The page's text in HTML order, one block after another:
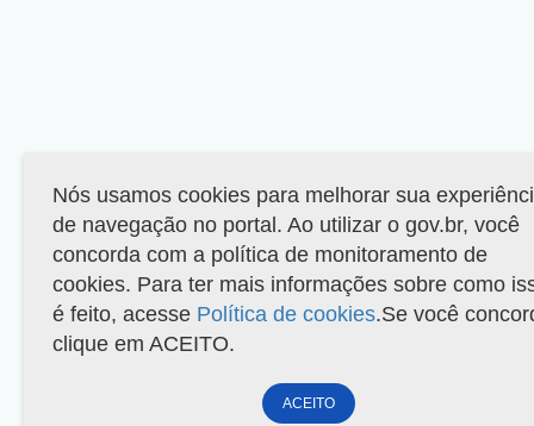
Nós usamos cookies para melhorar sua
de navegação no portal. Ao utilizar o gov.br, você
concorda com a política de monitoramento de
cookies. Para ter mais informações sobre como
é feito, acesse Política de cookies.Se você
clique em ACEITO.
ACEITO